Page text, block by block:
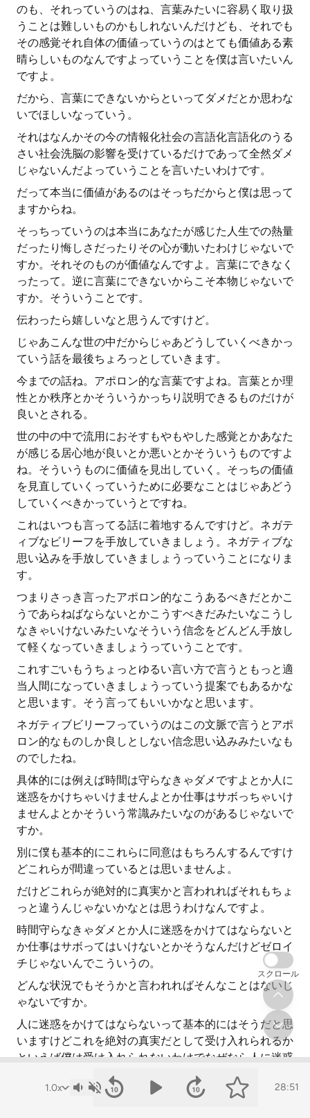
のも、それっていうのはね、言葉みたいに容易く取り扱
うことは難しいものかもしれないんだけども、それでも
その感覚それ自体の価値っていうのはとても価値ある素
晴らしいものなんですよっていうことを僕は言いたいん
ですよ。
だから、言葉にできないからといってダメだとか思わな
いでほしいなっていう。
それはなんかその今の情報化社会の言語化言語化のうる
さい社会洗脳の影響を受けているだけであって全然ダメ
じゃないんだよっていうことを言いたいわけです。
だって本当に価値があるのはそっちだからと僕は思って
ますからね。
そっちっていうのは本当にあなたが感じた人生での熱量
だったり悔しさだったりその心が動いたわけじゃないで
すか。それそのものが価値なんですよ。言葉にできなく
ったって。逆に言葉にできないからこそ本物じゃないで
すか。そういうことです。
伝わったら嬉しいなと思うんですけど。
じゃあこんな世の中だからじゃあどうしていくべきかっ
ていう話を最後ちょろっとしていきます。
今までの話ね。アポロン的な言葉ですよね。言葉とか理
性とか秩序とかそういうかっちり説明できるものだけが
良いとされる。
世の中の中で流用におそすもやもやした感覚とかあなた
が感じる居心地が良いとか悪いとかそういうものですよ
ね。そういうものに価値を見出していく。そっちの価値
を見直していくっていうために必要なことはじゃあどう
していくべきかっていうとですね。
これはいつも言ってる話に着地するんですけど。ネガテ
ィブなビリーフを手放していきましょう。ネガティブな
思い込みを手放していきましょうっていうことになりま
す。
つまりさっき言ったアポロン的なこうあるべきだとかこ
うであらねばならないとかこうすべきだみたいなこうし
なきゃいけないみたいなそういう信念をどんどん手放し
て軽くなっていきましょうっていうことです。
これすごいもうちょっとゆるい言い方で言うともっと適
当人間になっていきましょうっていう提案でもあるかな
と思います。そう言ってもいいかなと思います。
ネガティブビリーフっていうのはこの文脈で言うとアポ
ロン的なものしか良しとしない信念思い込みみたいなも
のでしたね。
具体的には例えば時間は守らなきゃダメですよとか人に
迷惑をかけちゃいけませんよとか仕事はサボっちゃいけ
ませんよとかそういう常識みたいなのがあるじゃないで
すか。
別に僕も基本的にこれらに同意はもちろんするんですけ
どこれらが間違っているとは思いませんよ。
だけどこれらが絶対的に真実かと言われればそれもちょ
っと違うんじゃないかなとは思うわけなんですよ。
時間守らなきゃダメとか人に迷惑をかけてはならないと
か仕事はサボってはいけないとかそうなんだけどゼロイ
チじゃないんでこういうの。
どんな状況でもそうかと言われればそんなことはないじ
ゃないですか。
人に迷惑をかけてはならないって基本的にはそうだと思
いますけどこれを絶対の真実だとして受け入れられるか
といえば僕は受け入れられないわけでなぜなら人に迷惑
かけてない人間なんてこの世に一人もいないわけじゃな
いですか。
28:51
スクロール